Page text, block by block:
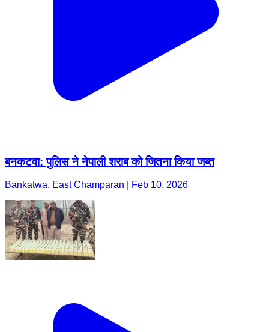
बनकटवा: पुलिस ने नेपाली शराब को जितना किया जब्त
Bankatwa, East Champaran | Feb 10, 2026